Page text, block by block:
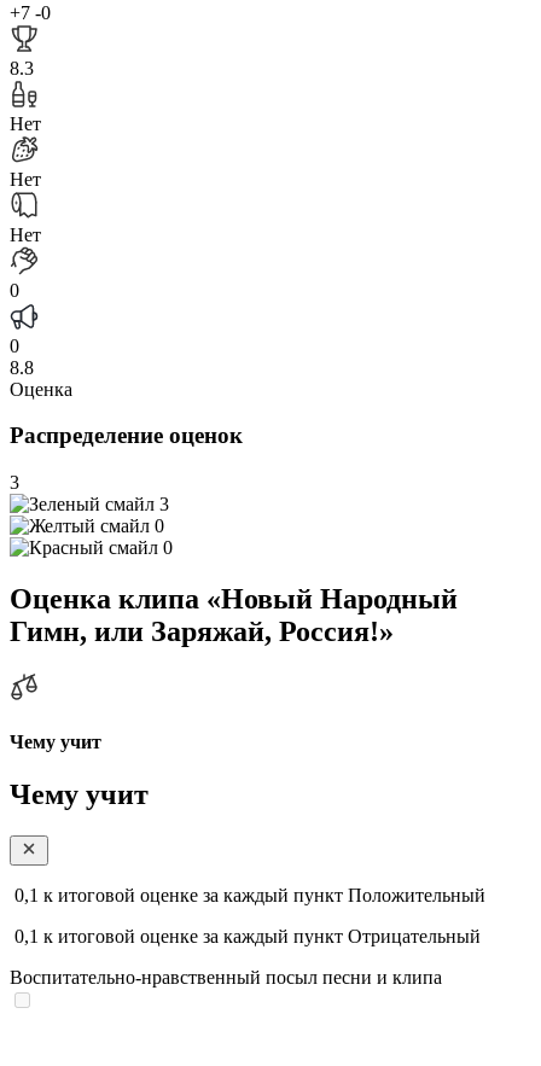
+7 -0
8.3
Нет
Нет
Нет
0
0
8.8
Оценка
Распределение оценок
3
3
0
0
Оценка клипа «Новый Народный
Гимн, или Заряжай, Россия!»
Чему учит
Чему учит
0,1 к итоговой оценке за каждый пункт Положительный
0,1 к итоговой оценке за каждый пункт Отрицательный
Воспитательно-нравственный посыл песни и клипа